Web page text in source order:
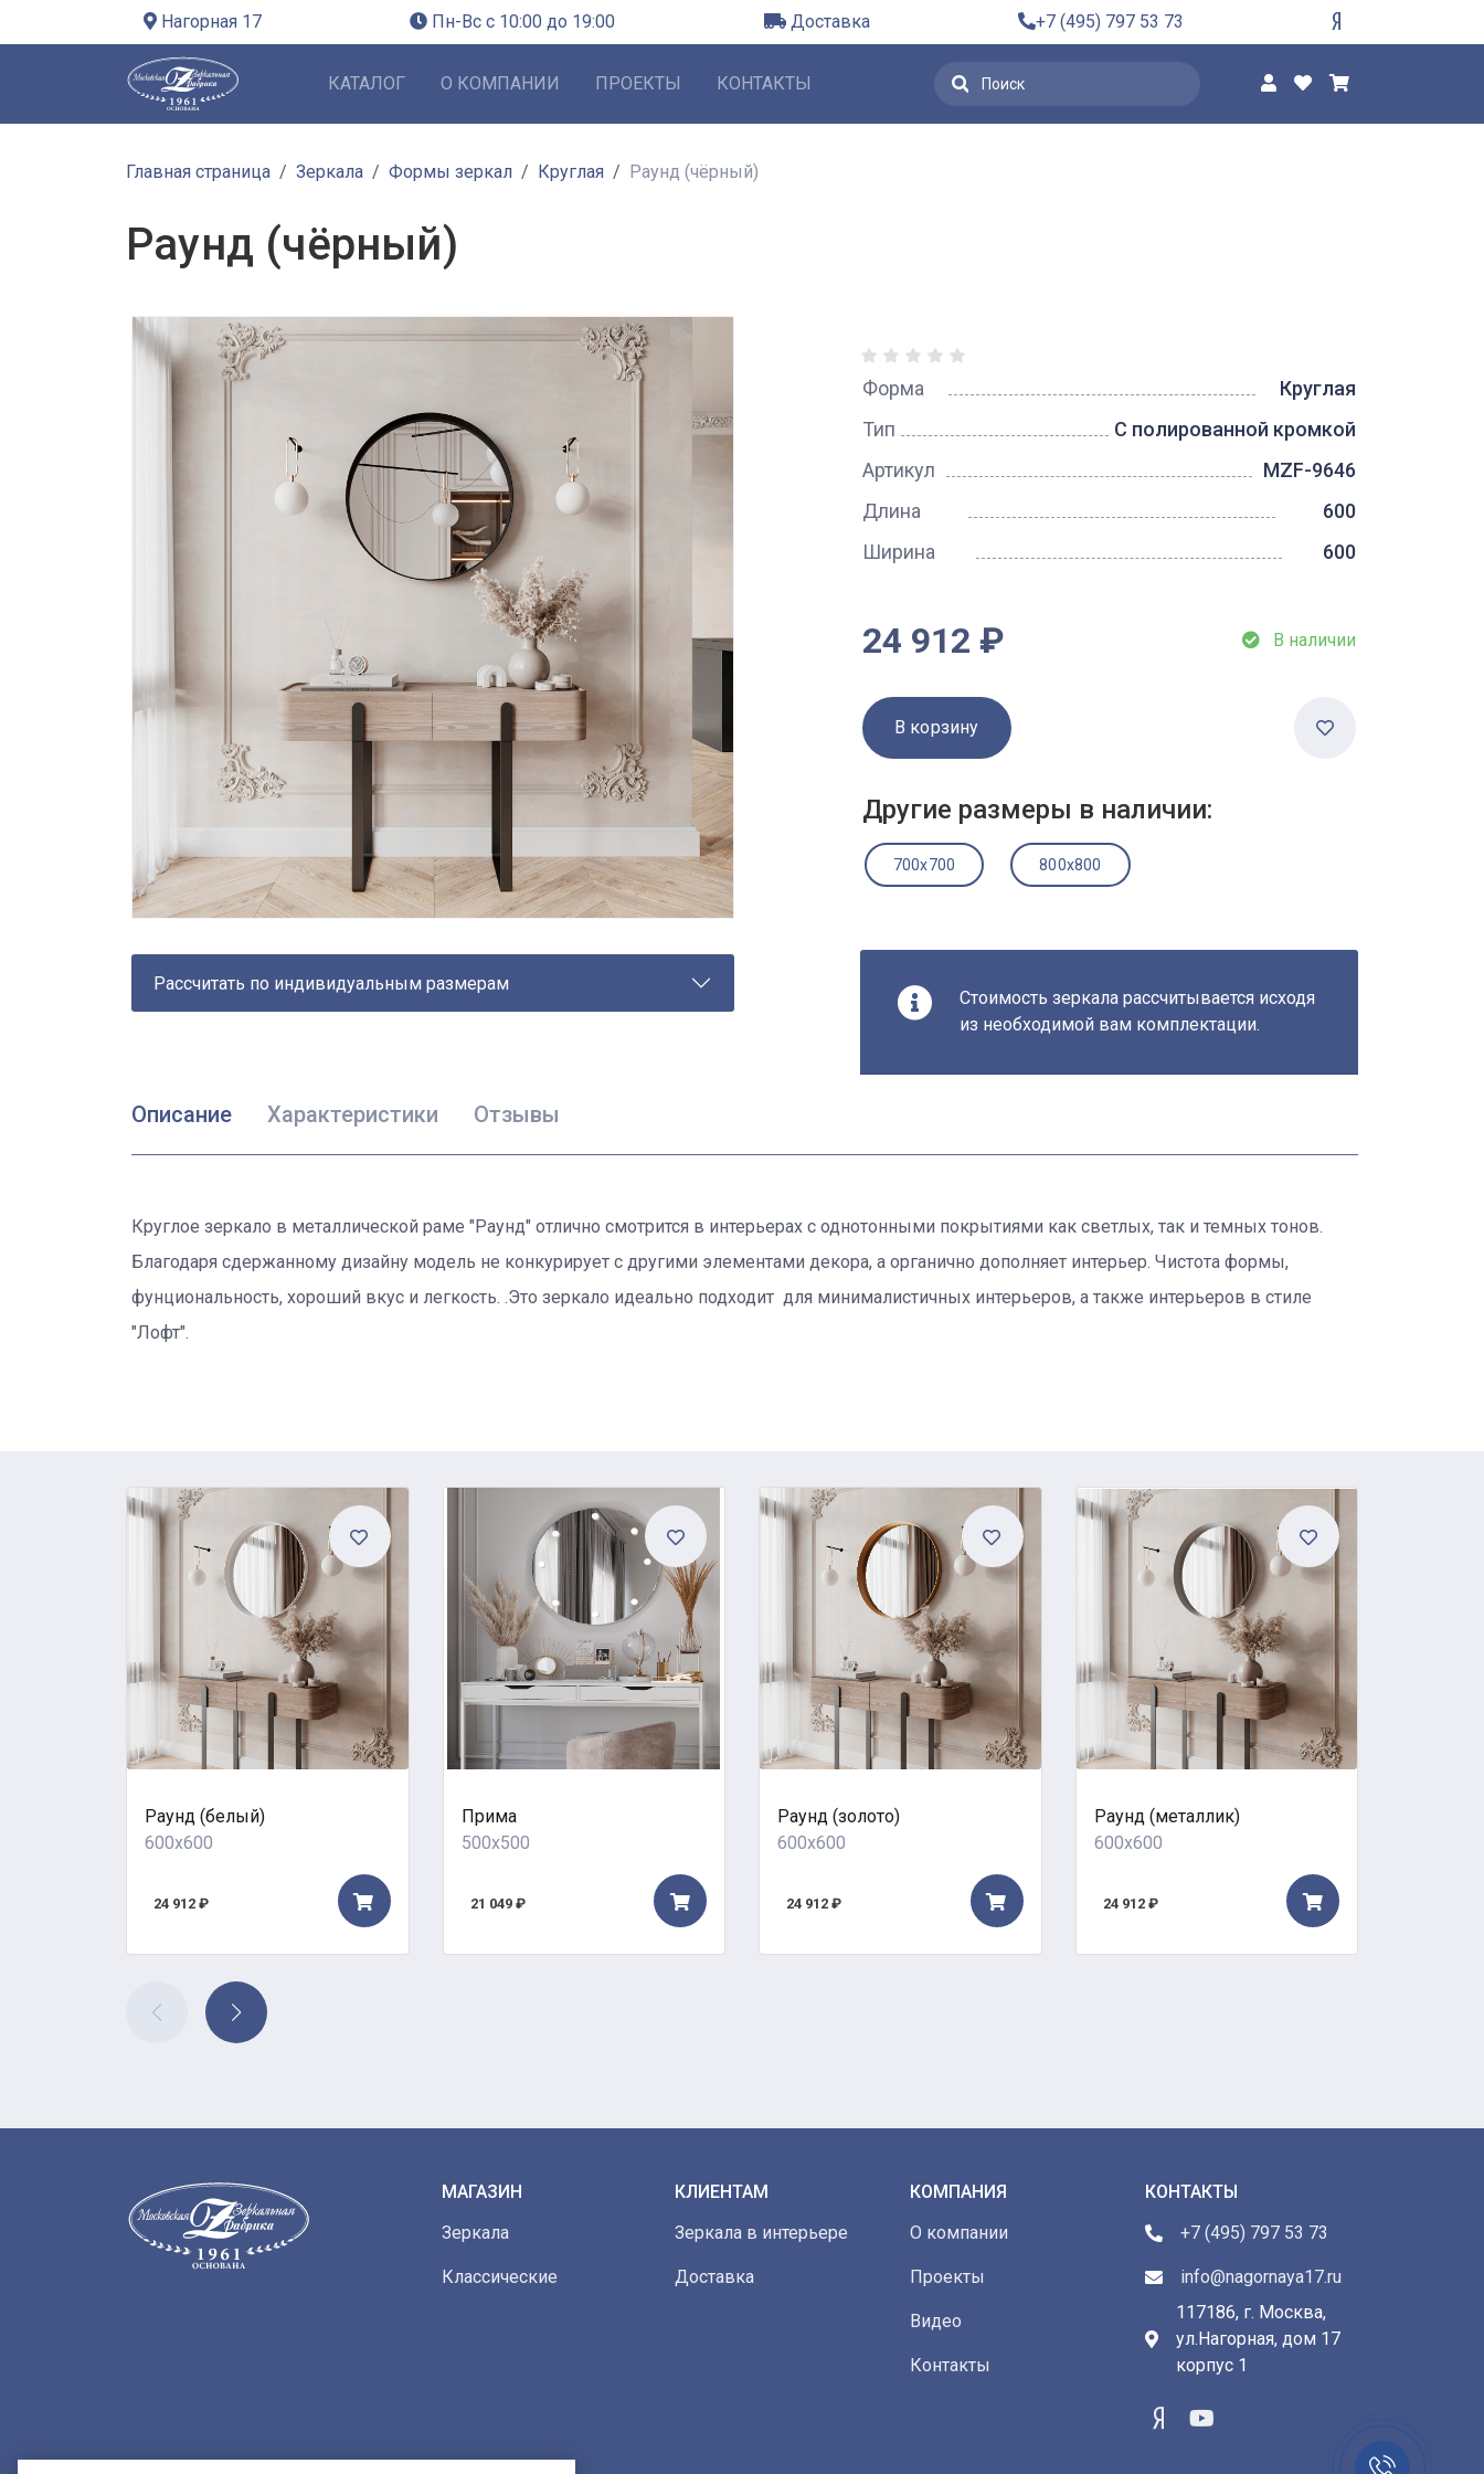
Нагорная 17 Пн-Вс с 10:00 до 19:00 Доставка +7 (495) 797 53 73
КАТАЛОГ О КОМПАНИИ ПРОЕКТЫ КОНТАКТЫ
Главная страница Зеркала Формы зеркал Круглая Раунд (чёрный)
Раунд (чёрный)
Рассчитать по индивидуальным размерам
Форма
Круглая
Тип
С полированной кромкой
Артикул
MZF-9646
Длина
600
Ширина
600
24 912 ₽ В наличии
В корзину
Другие размеры в наличии:
700x700 800x800
Стоимость зеркала рассчитывается исходя
из необходимой вам комплектации.
Описание Характеристики Отзывы
Круглое зеркало в металлической раме "Раунд" отлично смотрится в интерьерах с однотонными покрытиями как светлых, так и темных тонов.
Благодаря сдержанному дизайну модель не конкурирует с другими элементами декора, а органично дополняет интерьер. Чистота формы,
фунциональность, хороший вкус и легкость. .Это зеркало идеально подходит для минималистичных интерьеров, а также интерьеров в стиле
"Лофт".
Раунд (белый)
600x600
24 912 ₽
Прима
500x500
21 049 ₽
Раунд (золото)
600x600
24 912 ₽
Раунд (металлик)
600x600
24 912 ₽
МАГАЗИН
Зеркала
Классические
КЛИЕНТАМ
Зеркала в интерьере
Доставка
КОМПАНИЯ
О компании
Проекты
Видео
Контакты
КОНТАКТЫ
+7 (495) 797 53 73
info@nagornaya17.ru
117186, г. Москва,
ул.Нагорная, дом 17
корпус 1
Заказать